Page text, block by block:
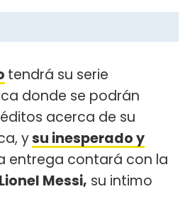
tendrá su serie
donde se podrán
acerca de su
ysu inesperado y
entrega contará con la
Lionel Messi, su intimo